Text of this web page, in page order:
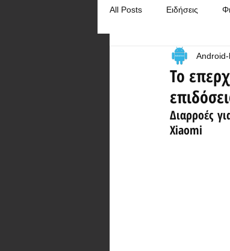
All Posts Ειδήσεις
Συγκρίσεις Χρήσιμα
Το
Διαρροές
Xiaomi